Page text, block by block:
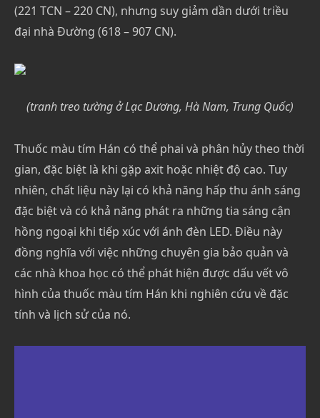
(221 TCN – 220 CN), nhưng suy giảm dần dưới triều
đại nhà Đường (618 – 907 CN).
(tranh treo tường ở Lạc Dương, Hà Nam, Trung Quốc)
Thuốc màu tím Hán có thể phai và phân hủy theo thời
gian, đặc biệt là khi gặp axit hoặc nhiệt độ cao. Tuy
nhiên, chất liệu này lại có khả năng hấp thu ánh sáng
đặc biệt và có khả năng phát ra những tia sáng cận
hồng ngoại khi tiếp xúc với ánh đèn LED. Điều này
đồng nghĩa với việc những chuyên gia bảo quản và
các nhà khoa học có thể phát hiện được dấu vết vô
hình của thuốc màu tím Hán khi nghiên cứu về đặc
tính và lịch sử của nó.